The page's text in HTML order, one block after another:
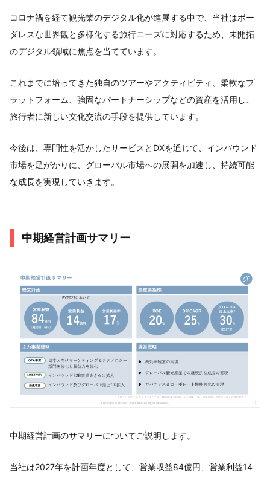
コロナ禍を経て観光業のデジタル化が進展する中で、当社はボー
ダレスな世界観と多様化する旅行ニーズに対応するため、未開拓
のデジタル領域に焦点を当てています。
これまでに培ってきた独自のツアーやアクティビティ、柔軟なプ
ラットフォーム、強固なパートナーシップなどの資産を活用し、
旅行者に新しい文化交流の手段を提供しています。
今後は、専門性を活かしたサービスとDXを通じて、インバウンド
市場を足がかりに、グローバル市場への展開を加速し、持続可能
な成長を実現していきます。
中期経営計画サマリー
中期経営計画のサマリーについてご説明します。
当社は2027年を計画年度として、営業収益84億円、営業利益14